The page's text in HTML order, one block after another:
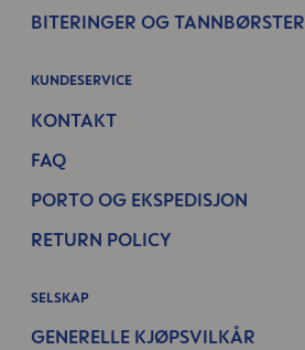
BITERINGER OG TANNBØRSTER
KUNDESERVICE
KONTAKT
FAQ
PORTO OG EKSPEDISJON
RETURN POLICY
SELSKAP
GENERELLE KJØPSVILKÅR